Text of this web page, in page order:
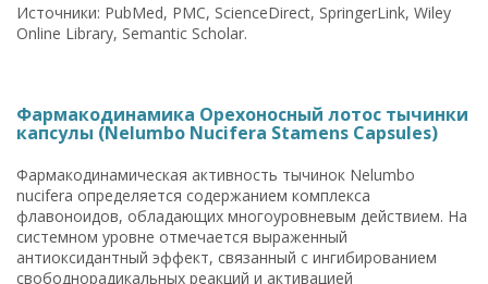
Источники: PubMed, PMC, ScienceDirect, SpringerLink, Wiley
Online Library, Semantic Scholar.
Фармакодинамика Орехоносный лотос тычинки
капсулы (Nelumbo Nucifera Stamens Capsules)
Фармакодинамическая активность тычинок Nelumbo
nucifera определяется содержанием комплекса
флавоноидов, обладающих многоуровневым действием. На
системном уровне отмечается выраженный
антиоксидантный эффект, связанный с ингибированием
свободнорадикальных реакций и активацией